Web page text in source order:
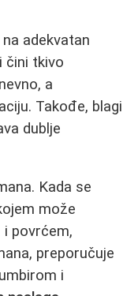
adekvatan
čini tkivo
a
Takođe, blagi
dublje
Kada se
može
povrćem,
preporučuje
i